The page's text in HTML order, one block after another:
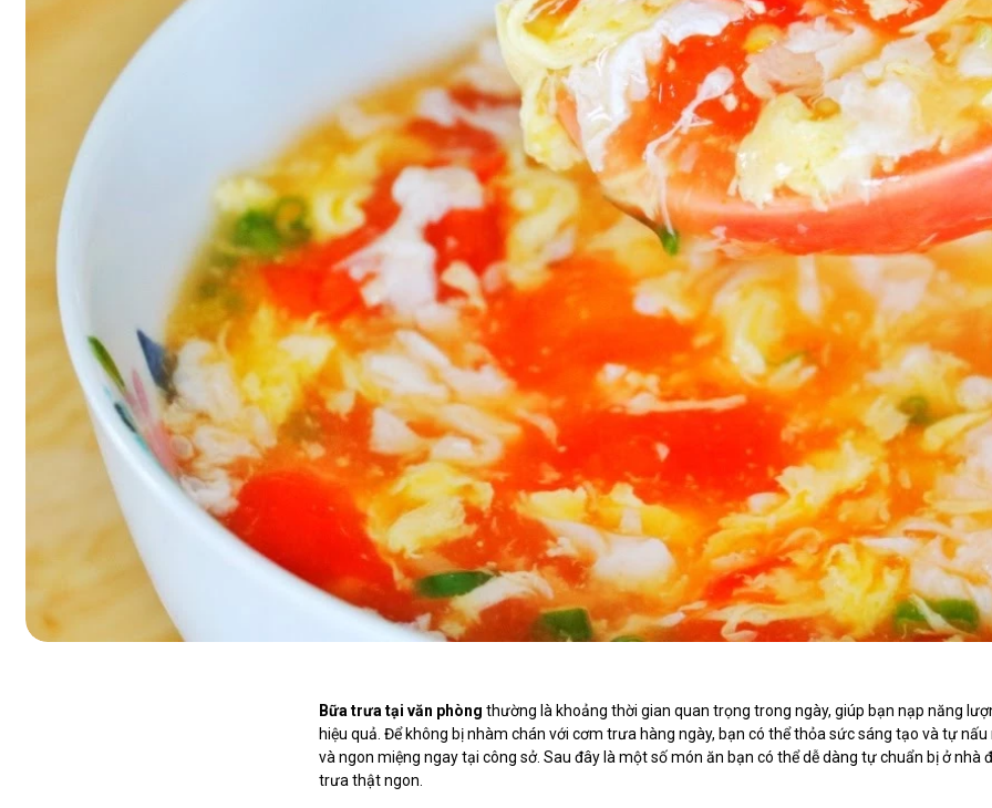
Bữa trưa tại văn phòng thường là khoảng thời gian quan trọng trong ngày, giúp bạn nạp năng
hiệu quả. Để không bị nhàm chán với cơm trưa hàng ngày, bạn có thể thỏa sức sáng tạo và tự
và ngon miệng ngay tại công sở. Sau đây là một số món ăn bạn có thể dễ dàng tự chuẩn bị ở nhà
trưa thật ngon.